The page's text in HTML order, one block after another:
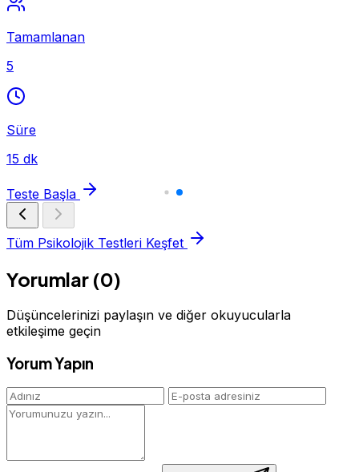
Tamamlanan
5
Süre
15 dk
Teste Başla
Tüm Psikolojik Testleri Keşfet
Yorumlar (0)
Düşüncelerinizi paylaşın ve diğer okuyucularla
etkileşime geçin
Yorum Yapın